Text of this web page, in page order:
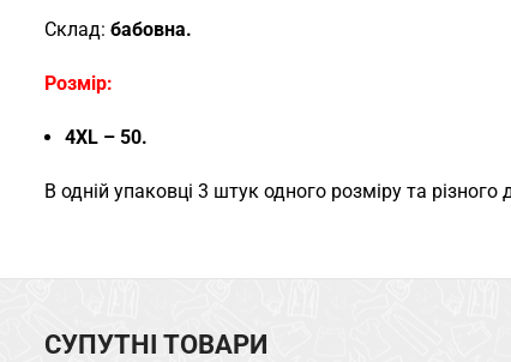
Склад: бабовна.
Розмір:
4XL – 50.
В одній упаковці 3 штук одного розміру та різного
СУПУТНІ ТОВАРИ